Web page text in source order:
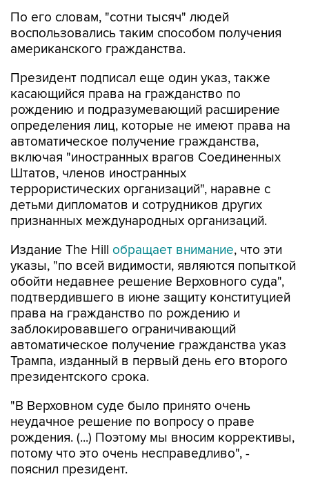
По его словам, "сотни тысяч" людей
воспользовались таким способом получения
американского гражданства.
Президент подписал еще один указ, также
касающийся права на гражданство по
рождению и подразумевающий расширение
определения лиц, которые не имеют права на
автоматическое получение гражданства,
включая "иностранных врагов Соединенных
Штатов, членов иностранных
террористических организаций", наравне с
детьми дипломатов и сотрудников других
признанных международных организаций.
Издание The Hill обращает внимание, что эти
указы, "по всей видимости, являются попыткой
обойти недавнее решение Верховного суда",
подтвердившего в июне защиту конституцией
права на гражданство по рождению и
заблокировавшего ограничивающий
автоматическое получение гражданства указ
Трампа, изданный в первый день его второго
президентского срока.
"В Верховном суде было принято очень
неудачное решение по вопросу о праве
рождения. (...) Поэтому мы вносим коррективы,
потому что это очень несправедливо", -
пояснил президент.